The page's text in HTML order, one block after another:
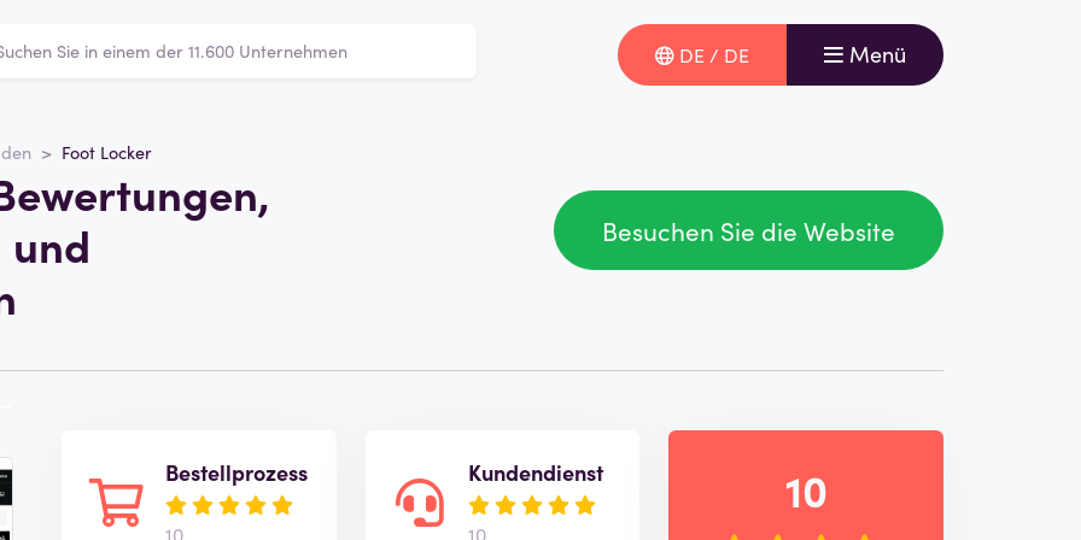
DE / DE Menü
Foot Locker
Besuchen Sie die Website
Bestellprozess
10
Kundendienst
10
10